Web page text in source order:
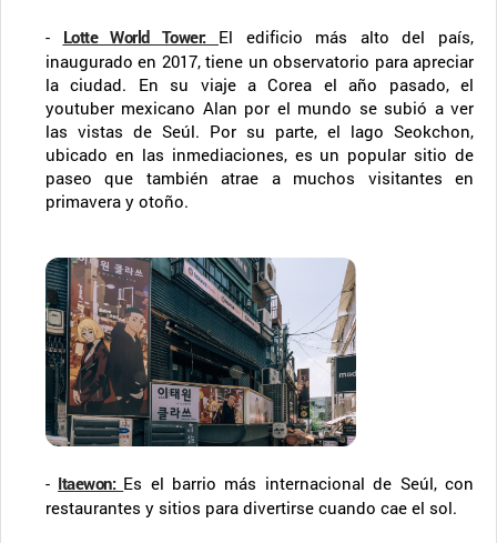
- Lotte World Tower: El edificio más alto del país,
inaugurado en 2017, tiene un observatorio para apreciar
la ciudad. En su viaje a Corea el año pasado, el
youtuber mexicano Alan por el mundo se subió a ver
las vistas de Seúl. Por su parte, el lago Seokchon,
ubicado en las inmediaciones, es un popular sitio de
paseo que también atrae a muchos visitantes en
primavera y otoño.
- Itaewon: Es el barrio más internacional de Seúl, con
restaurantes y sitios para divertirse cuando cae el sol.